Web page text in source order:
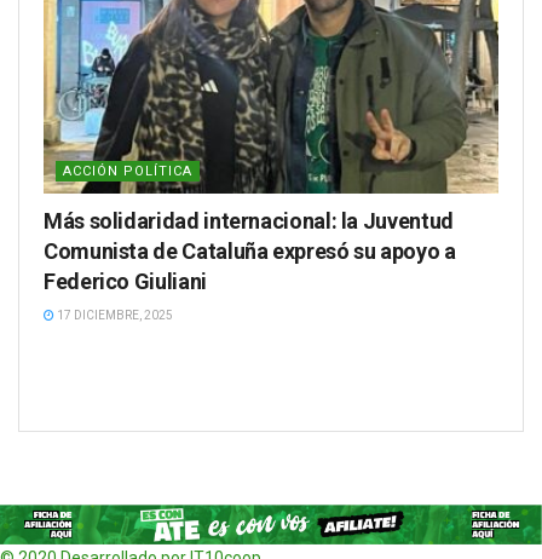
ACCIÓN POLÍTICA
Más solidaridad internacional: la Juventud
Comunista de Cataluña expresó su apoyo a
Federico Giuliani
17 DICIEMBRE, 2025